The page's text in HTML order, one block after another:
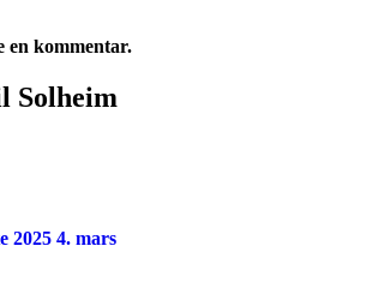
en kommentar.
Solheim
2025 4. mars